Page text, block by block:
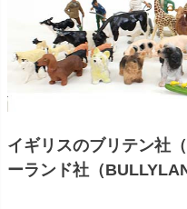
イギリスのブリテン社
ーランド社（